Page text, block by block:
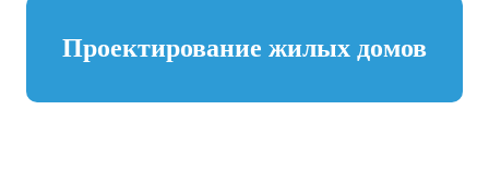
Проектирование жилых домов